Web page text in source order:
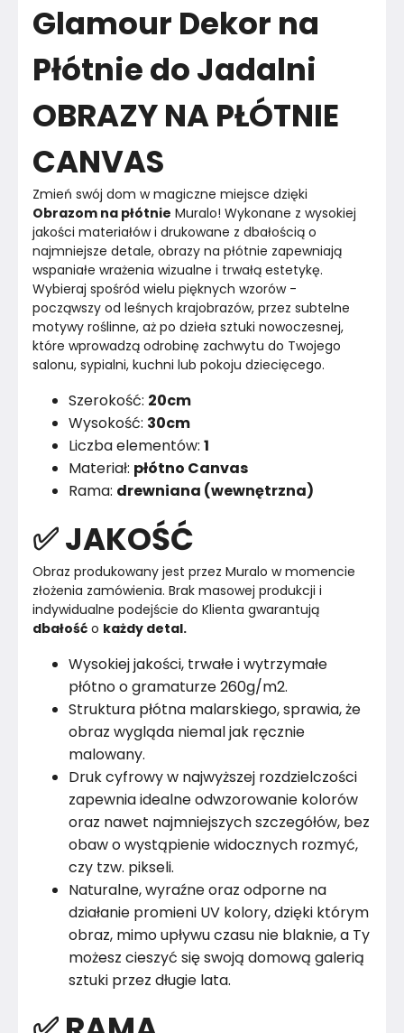
Montaż
Rok produkcji
Glamour Dekor na
Płótnie do Jadalni
OBRAZY NA PŁÓTNIE
CANVAS
Zmień swój dom w magiczne miejsce dzięki
Obrazom na płótnie Muralo! Wykonane z wysokiej
jakości materiałów i drukowane z dbałością o
najmniejsze detale, obrazy na płótnie zapewniają
wspaniałe wrażenia wizualne i trwałą estetykę.
Wybieraj spośród wielu pięknych wzorów -
począwszy od leśnych krajobrazów, przez subtelne
motywy roślinne, aż po dzieła sztuki nowoczesnej,
które wprowadzą odrobinę zachwytu do Twojego
salonu, sypialni, kuchni lub pokoju dziecięcego.
Szerokość: 20cm
Wysokość: 30cm
Liczba elementów: 1
Materiał: płótno Canvas
Rama: drewniana (wewnętrzna)
✅ JAKOŚĆ
Obraz produkowany jest przez Muralo w momencie
złożenia zamówienia. Brak masowej produkcji i
indywidualne podejście do Klienta gwarantują
dbałość o każdy detal.
Wysokiej jakości, trwałe i wytrzymałe
płótno o gramaturze 260g/m2.
Struktura płótna malarskiego, sprawia, że
obraz wygląda niemal jak ręcznie
malowany.
Druk cyfrowy w najwyższej rozdzielczości
zapewnia idealne odwzorowanie kolorów
oraz nawet najmniejszych szczegółów, bez
obaw o wystąpienie widocznych rozmyć,
czy tzw. pikseli.
Naturalne, wyraźne oraz odporne na
działanie promieni UV kolory, dzięki którym
obraz, mimo upływu czasu nie blaknie, a Ty
możesz cieszyć się swoją domową galerią
sztuki przez długie lata.